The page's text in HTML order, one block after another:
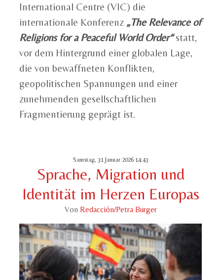
International Centre (VIC) die
internationale Konferenz „The Relevance of
Religions for a Peaceful World Order“statt,
vor dem Hintergrund einer globalen Lage,
die von bewaffneten Konflikten,
geopolitischen Spannungen und einer
zunehmenden gesellschaftlichen
Fragmentierung geprägt ist.
Samstag, 31 Januar 2026 14:43
Sprache, Migration und
Identität im Herzen Europas
Von Redacción/Petra Burger